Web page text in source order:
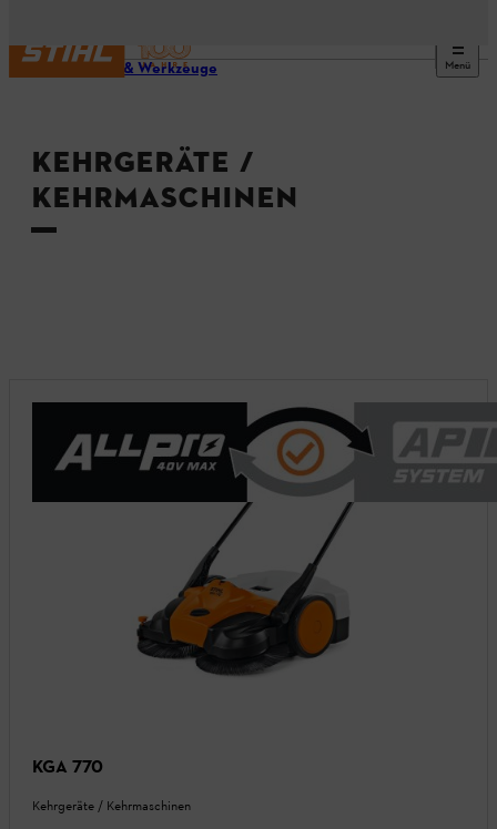
Menü
Geräte & Werkzeuge
KEHRGERÄTE /
KEHRMASCHINEN
KGA 770
Kehrgeräte / Kehrmaschinen